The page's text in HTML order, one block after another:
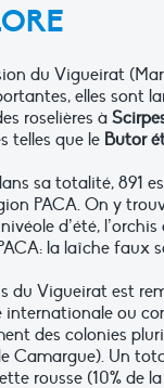
du Vigueirat
elles sont
roselières à
telles que le Butor
sa totalité, 891
PACA. On y
d’été,
la laîche faux
du Vigueirat est
ou
des colonies
Camargue). Un
rousse (10%